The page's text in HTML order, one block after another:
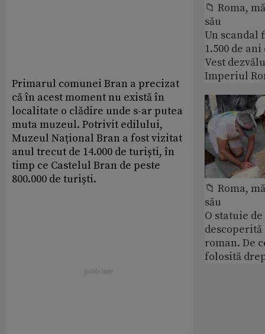
Primarul comunei Bran a precizat
că în acest moment nu există în
localitate o clădire unde s-ar putea
muta muzeul. Potrivit edilului,
Muzeul Național Bran a fost vizitat
anul trecut de 14.000 de turiști, în
timp ce Castelul Bran de peste
800.000 de turiști.
📁 Roma,
său
Un scandal
1.500 de
Vest
Imperiul
📁 Roma,
său
O statuie
roman. De
folosită